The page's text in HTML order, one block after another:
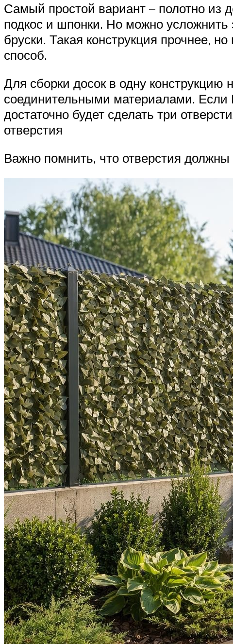
Самый простой вариант – полотно из
подкос и шпонки. Но можно усложнить
бруски. Такая конструкция прочнее,
способ.
Для сборки досок в одну
соединительными материалами. Если
достаточно будет сделать три
отверстия
Важно помнить, что отверстия должны